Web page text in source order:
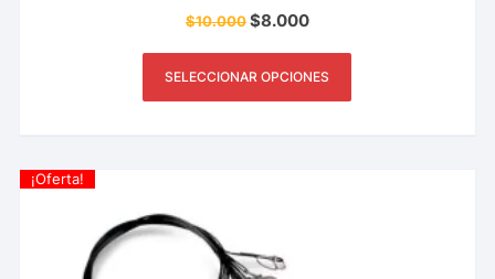
$10.000$8.000
SELECCIONAR OPCIONES
¡Oferta!